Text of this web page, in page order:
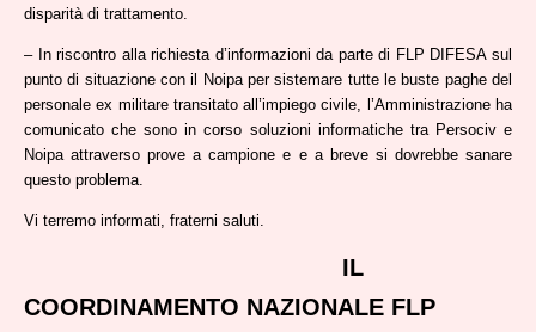
disparità di trattamento.
– In riscontro alla richiesta d’informazioni da parte di FLP DIFESA sul
punto di situazione con il Noipa per sistemare tutte le buste paghe del
personale ex militare transitato all’impiego civile, l’Amministrazione ha
comunicato che sono in corso soluzioni informatiche tra Persociv e
Noipa attraverso prove a campione e e a breve si dovrebbe sanare
questo problema.
Vi terremo informati, fraterni saluti.
IL
COORDINAMENTO NAZIONALE FLP